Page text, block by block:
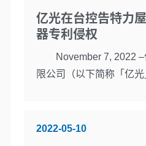
亿光在台控告特力
器专利侵权
November 7, 2022 –
限公司（以下简称「亿
2022-05-10